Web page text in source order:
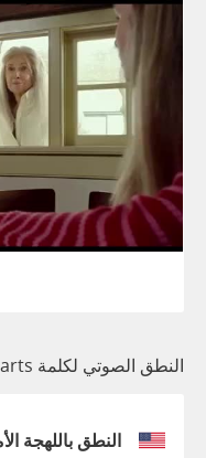
النطق الصوتي لكلمة Sweethearts
النطق باللهجة